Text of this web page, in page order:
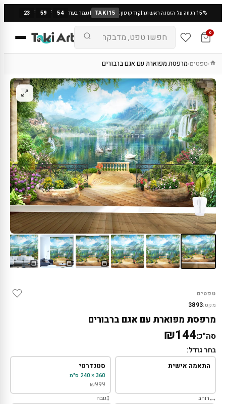
15% הנחה על הזמנה ראשונה |קוד קופון: TAKI15
|נגמר בעוד 23 : 59 : 53
0
›טפטים›מרפסת מפוארת עם אגם ברבורים
טפטים
מקט:3893
מרפסת מפוארת עם אגם ברבורים
סה"כ:₪144
בחר גודל:
התאמה אישית סטנדרטי
360 × 240 ס"מ
₪999
רוחב גובה